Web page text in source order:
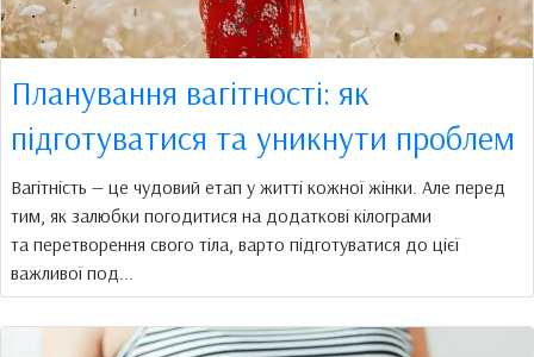
Планування вагітності: як
підготуватися та уникнути проблем
Вагітність — це чудовий етап у житті кожної жінки. Але перед
тим, як залюбки погодитися на додаткові кілограми
та перетворення свого тіла, варто підготуватися до цієї
важливої под...